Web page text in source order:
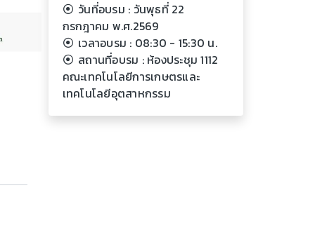
วันที่อบรม : วันพุธที่ 22
กรกฎาคม พ.ศ.2569
เวลาอบรม : 08:30 - 15:30 น.
สถานที่อบรม : ห้องประชุม 1112
คณะเทคโนโลยีการเกษตรและ
เทคโนโลยีอุตสาหกรรม